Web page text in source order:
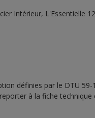
Intérieur, L'Essentielle
définies par le DTU 59-
à la fiche technique